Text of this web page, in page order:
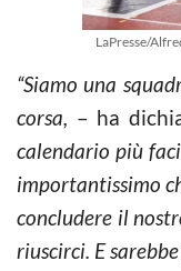
LaPresse/
“Siamo una
corsa, – ha
calendario più
importantissimo
concludere il
riuscirci. E